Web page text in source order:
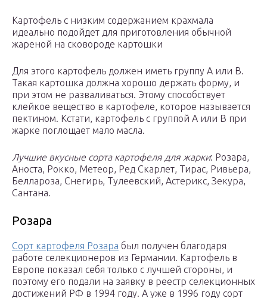
Картофель с низким содержанием крахмала
идеально подойдет для приготовления обычной
жареной на сковороде картошки
Для этого картофель должен иметь группу А или В.
Такая картошка должна хорошо держать форму, и
при этом не разваливаться. Этому способствует
клейкое вещество в картофеле, которое называется
пектином. Кстати, картофель с группой А или В при
жарке поглощает мало масла.
Лучшие вкусные сорта картофеля для жарки: Розара,
Аноста, Рокко, Метеор, Ред Скарлет, Тирас, Ривьера,
Беллароза, Снегирь, Тулеевский, Астерикс, Зекура,
Сантана.
Розара
Сорт картофеля Розара был получен благодаря
работе селекционеров из Германии. Картофель в
Европе показал себя только с лучшей стороны, и
поэтому его подали на заявку в реестр селекционных
достижений РФ в 1994 году. А уже в 1996 году сорт